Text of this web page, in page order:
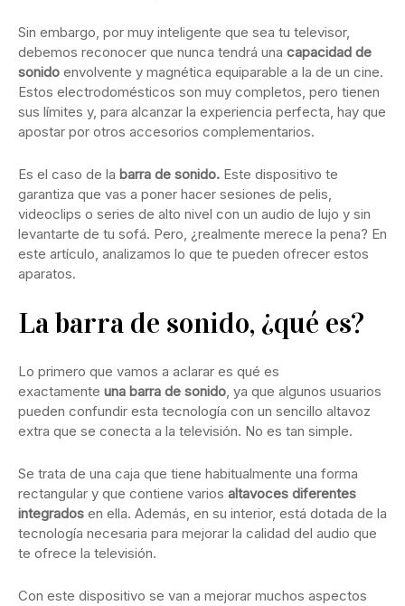
Sin embargo, por muy inteligente que sea tu televisor,
debemos reconocer que nunca tendrá una capacidad de
sonido envolvente y magnética equiparable a la de un cine.
Estos electrodomésticos son muy completos, pero tienen
sus límites y, para alcanzar la experiencia perfecta, hay que
apostar por otros accesorios complementarios.
Es el caso de la barra de sonido. Este dispositivo te
garantiza que vas a poner hacer sesiones de pelis,
videoclips o series de alto nivel con un audio de lujo y sin
levantarte de tu sofá. Pero, ¿realmente merece la pena? En
este artículo, analizamos lo que te pueden ofrecer estos
aparatos.
La barra de sonido, ¿qué es?
Lo primero que vamos a aclarar es qué es
exactamente una barra de sonido, ya que algunos usuarios
pueden confundir esta tecnología con un sencillo altavoz
extra que se conecta a la televisión. No es tan simple.
Se trata de una caja que tiene habitualmente una forma
rectangular y que contiene varios altavoces diferentes
integrados en ella. Además, en su interior, está dotada de la
tecnología necesaria para mejorar la calidad del audio que
te ofrece la televisión.
Con este dispositivo se van a mejorar muchos aspectos